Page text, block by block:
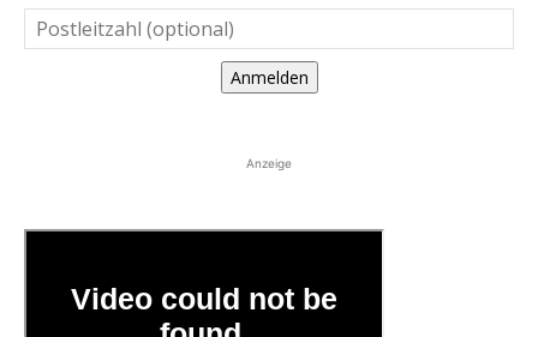
Anmelden
Anzeige